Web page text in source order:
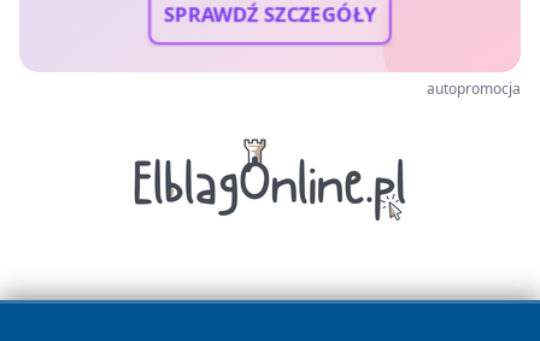
SPRAWDŹ SZCZEGÓŁY
autopromocja